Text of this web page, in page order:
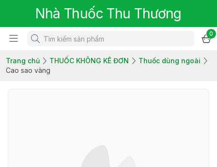
Nhà Thuốc Thu Thương
0
Trang chủ THUỐC KHÔNG KÊ ĐƠN
Thuốc dùng ngoài
Cao sao vàng